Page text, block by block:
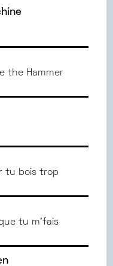
the Hammer
tu bois trop
tu m'fais